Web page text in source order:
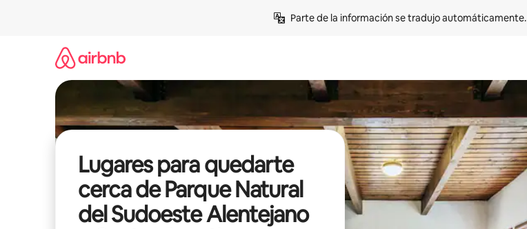
Parte de la información se tradujo automáticamente.
Lugares para quedarte
cerca de Parque Natural
del Sudoeste Alentejano